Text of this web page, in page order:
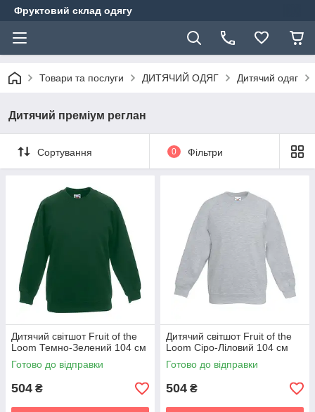
Фруктовий склад одягу
Товари та послуги ДИТЯЧИЙ ОДЯГ Дитячий одяг
Дитячий преміум реглан
Сортування 0 Фільтри
Дитячий світшот Fruit of the
Loom Темно-Зелений 104 см
Готово до відправки
504 ₴
Дитячий світшот Fruit of the
Loom Сіро-Ліловий 104 см
Готово до відправки
504 ₴